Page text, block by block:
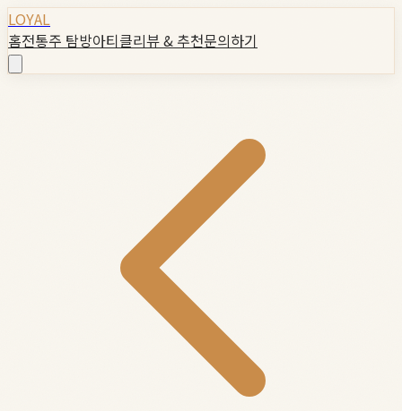
LOYAL
홈전통주 탐방아티클리뷰 & 추천문의하기